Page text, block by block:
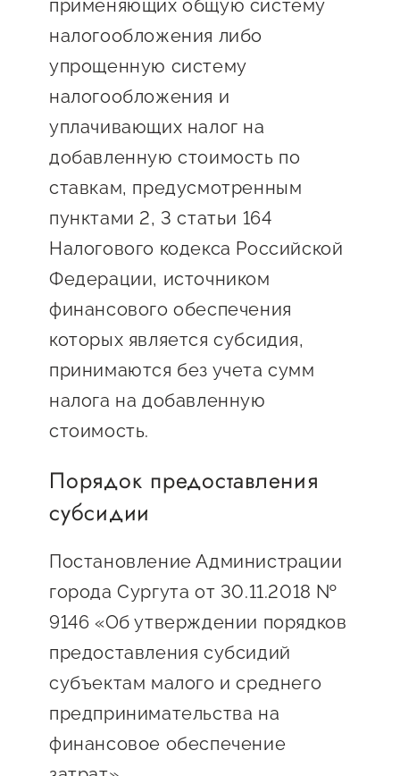
О фонде
Общая информация
Органы управления и надзора
Документы
Вакансии
применяющих общую систему
налогообложения либо
упрощенную систему
налогообложения и
уплачивающих налог на
добавленную стоимость по
ставкам, предусмотренным
пунктами 2, 3 статьи 164
Налогового кодекса Российской
Федерации, источником
финансового обеспечения
которых является субсидия,
принимаются без учета сумм
налога на добавленную
стоимость.
Порядок предоставления
субсидии
Постановление Администрации
города Сургута от 30.11.2018 №
9146 «Об утверждении порядков
предоставления субсидий
субъектам малого и среднего
предпринимательства на
финансовое обеспечение